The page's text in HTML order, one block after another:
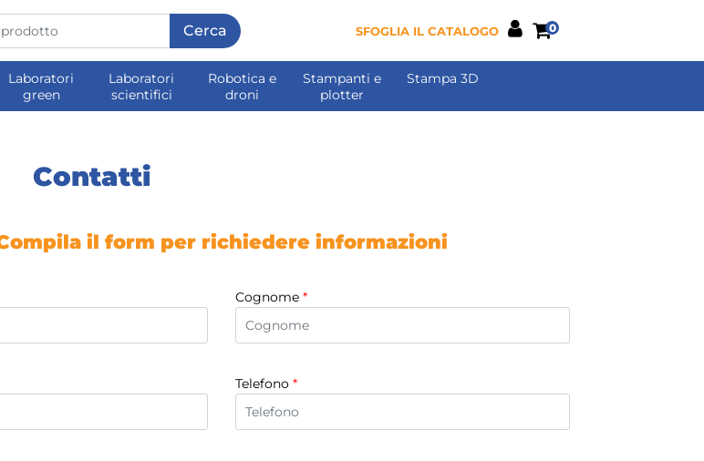
SFOGLIA IL CATALOGO 0
Laboratori
green
Laboratori
scientifici
Robotica e
droni
Stampanti e
plotter
Stampa 3D
Contatti
il form per richiedere informazioni
Cognome *
Telefono *